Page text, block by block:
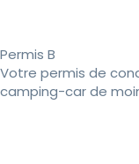
Permis B
Votre permis de
camping-car de